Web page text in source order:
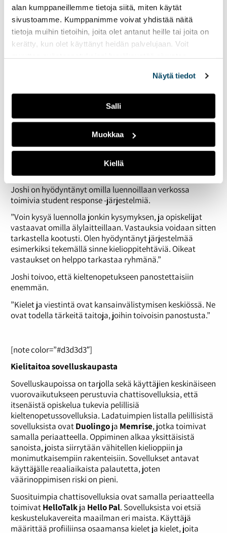
alan kumppaneillemme tietoja siitä, miten käytät
sivustoamme. Kumppanimme voivat yhdistää näitä
tietoja muihin tietoihin, joita olet antanut heille tai joita on
kerätty, kun olet käyttänyt heidän palvelujaan. Voit
Näytä tiedot
Salli
Muokkaa
Kiellä
kieltenopiskelussa.
”Mitä autenttisempaa kielenkäyttö on, sitä parempi.
Autenttisen kielenkäytön mahdollistavat sovellukset ovat
todella hyviä, koska ne mahdollistavat aidon reagoinnin.
reaktioita. Opiskelija ei saa kokemusta siitä, mitä
elämässä etenee”.
Internet on täynnä oppimismahdollisuuksia
”Jos menee esimerkiksi tilaamaan junalippua
saksalaiselta sivustolta, pääsee kokemaan aidon
tilanteen. Aina ei välttämättä tarvitse ihmistä toiseen
päähän, vaan pelkkä tietokone voi mahdollistaa
autenttisen oppimisen.”
Joshi on hyödyntänyt omilla luennoillaan verkossa
toimivia student response -järjestelmiä.
”Voin kysyä luennolla jonkin kysymyksen, ja opiskelijat
vastaavat omilla älylaitteillaan. Vastauksia voidaan sitten
tarkastella kootusti. Olen hyödyntänyt järjestelmää
esimerkiksi tekemällä sinne kielioppitehtäviä. Oikeat
vastaukset on helppo tarkastaa ryhmänä.”
Joshi toivoo, että kieltenopetukseen panostettaisiin
enemmän.
”Kielet ja viestintä ovat kansainvälistymisen keskiössä. Ne
ovat todella tärkeitä taitoja, joihin toivoisin panostusta.”
[note color=”#d3d3d3″]
Kielitaitoa sovelluskaupasta
Sovelluskaupoissa on tarjolla sekä käyttäjien keskinäiseen
vuorovaikutukseen perustuvia chattisovelluksia, että
itsenäistä opiskelua tukevia pelillisiä
kieltenopetussovelluksia. Ladatuimpien listalla pelillisistä
sovelluksista ovatDuolingoja Memrise, jotka toimivat
samalla periaatteella. Oppiminen alkaa yksittäisistä
sanoista, joista siirrytään vähitellen kielioppiin ja
monimutkaisempiin rakenteisiin. Sovellukset antavat
käyttäjälle reaaliaikaista palautetta, joten
väärinoppimisen riski on pieni.
Suosituimpia chattisovelluksia ovat samalla periaatteella
toimivatHelloTalkja Hello Pal. Sovelluksista voi etsiä
keskustelukavereita maailman eri maista. Käyttäjä
määrittää profiiliinsa osaamansa kielet ja kielet, joita